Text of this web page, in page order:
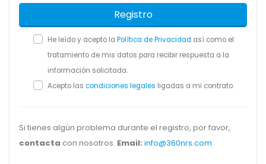
Registro
He leído y acepto la Política de Privacidad así como el
tratamiento de mis datos para recibir respuesta a la
información solicitada.
Acepto las condiciones legales ligadas a mi contrato.
Si tienes algún problema durante el registro, por favor,
contacta con nosotros. Email: info@360nrs.com